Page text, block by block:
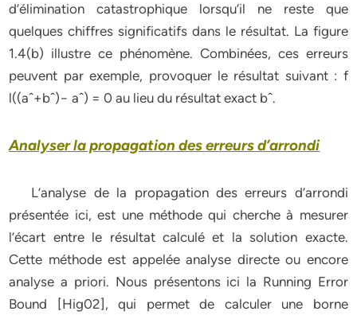
d’élimination catastrophique lorsqu’il ne reste que
quelques chiffres significatifs dans le résultat. La figure
1.4(b) illustre ce phénomène. Combinées, ces erreurs
peuvent par exemple, provoquer le résultat suivant : f
l((aˆ+bˆ)− aˆ) = 0 au lieu du résultat exact bˆ.
Analyser la propagation des erreurs d’arrondi
L’analyse de la propagation des erreurs d’arrondi
présentée ici, est une méthode qui cherche à mesurer
l’écart entre le résultat calculé et la solution exacte.
Cette méthode est appelée analyse directe ou encore
analyse a priori. Nous présentons ici la Running Error
Bound [Hig02], qui permet de calculer une borne